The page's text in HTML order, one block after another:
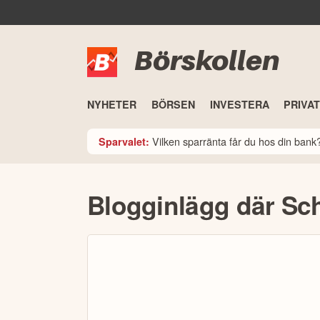
Börskollen
NYHETER BÖRSEN INVESTERA
Sparvalet: Vilken sparränta får du hos din
Blogginlägg där